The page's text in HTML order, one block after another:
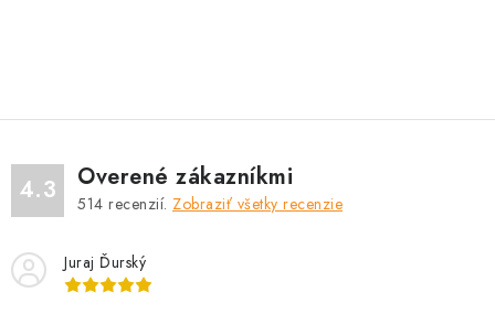
á
d
a
c
e
4.3 Overené zákazníkmi
514 recenzií. Zobraziť všetky recenzie
Juraj Ďurský